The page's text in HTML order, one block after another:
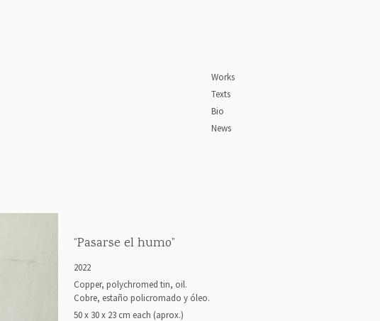
Works
Texts
Bio
News
“Pasarse el humo”
2022
Copper, polychromed tin, oil.
Cobre, estaño policromado y óleo.
50 x 30 x 23 cm each (aprox.)